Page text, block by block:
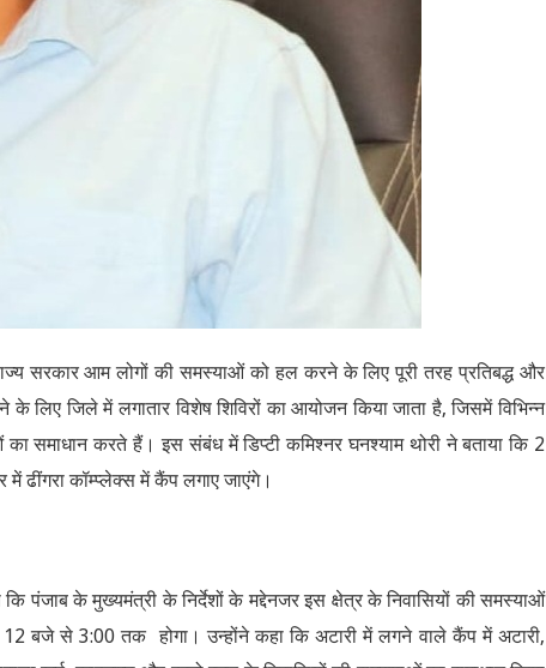
सरकार आम लोगों की समस्याओं को हल करने के लिए पूरी तरह प्रतिबद्ध और
लिए जिले में लगातार विशेष शिविरों का आयोजन किया जाता है, जिसमें विभिन्न
समाधान करते हैं। इस संबंध में डिप्टी कमिश्नर घनश्याम थोरी ने बताया कि 2
ढींगरा कॉम्प्लेक्स में कैंप लगाए जाएंगे।
पंजाब के मुख्यमंत्री के निर्देशों के मद्देनजर इस क्षेत्र के निवासियों की समस्याओं
बजे से 3:00 तक होगा। उन्होंने कहा कि अटारी में लगने वाले कैंप में अटारी,